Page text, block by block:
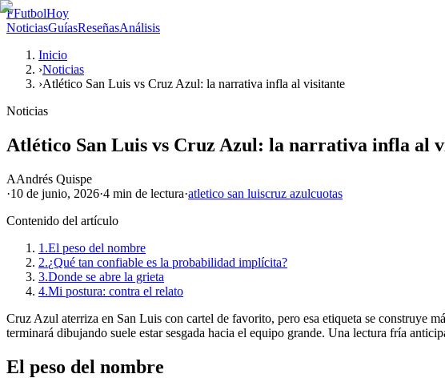
FFutbolHoy
NoticiasGuíasReseñasAnálisis
Inicio
›Noticias
›Atlético San Luis vs Cruz Azul: la narrativa infla al visitante
Noticias
Atlético San Luis vs Cruz Azul: la narrativa infla al
AAndrés Quispe
·10 de junio, 2026·4 min de lectura·atletico san luiscruz azulcuotas
Contenido del artículo
1.El peso del nombre
2.¿Qué tan confiable es la probabilidad implícita?
3.Donde se abre la grieta
4.Mi postura: contra el relato
Cruz Azul aterriza en San Luis con cartel de favorito, pero esa etiqueta se construye
terminará dibujando suele estar sesgada hacia el equipo grande. Una lectura fría
El peso del nombre